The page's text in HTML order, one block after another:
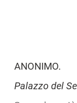
ANONIMO.
Palazzo del